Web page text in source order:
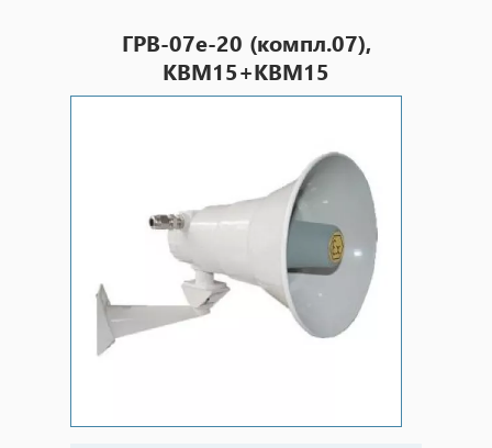
ГРВ-07е-20 (компл.07),
КВМ15+КВМ15